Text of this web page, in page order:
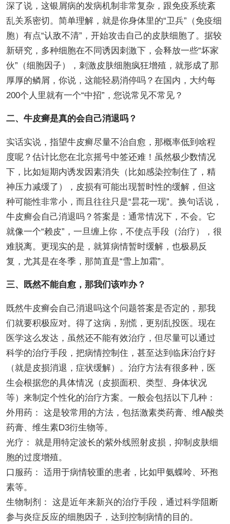
深了说，这银屑病的发病机制非常复杂，跟免疫系统紊
乱关系密切。简单理解，就是你身体里的“卫兵”（免疫细
胞）有点“认敌不清”，开始攻击自己的皮肤细胞了。据较
新研究，多种细胞在不同诱因刺激下，会释放一些“坏家
伙”（细胞因子），刺激皮肤细胞疯狂增殖，就形成了那
厚厚的鳞屑，你说，这能轻易消停吗？在国内，大约每
200个人里就有一个“中招”，您说常见不常见？
二、牛皮癣是真的会自己消退吗？
实话实说，指望牛皮癣尽量不治自愈，那概率低到啥程
度呢？估计比您在北京摇号中签还难！虽然极少数情况
下，比如短期内诱发因素消失（比如感染控制住了，精
神压力减缓了），皮损有可能出现暂时性的缓解，但这
种可能性非常小，而且往往只是“昙花一现”。换句话说，
牛皮癣会自己消退吗？答案是：通常情况下，不会。它
就像一个“赖皮”，一旦缠上你，不使点手段（治疗），很
难脱离。更现实的是，就算病情暂时缓解，也极易反
复，尤其是在冬季，那简直是“雪上加霜”。
三、既然不能自愈，那我们该咋办？
既然牛皮癣会自己消退吗这个问题答案是否定的，那我
们就要积极应对。得了这病，别慌，更别乱投医。现在
医学这么发达，虽然还不能有效治疗，但尽量可以通过
科学的治疗手段，把病情控制住，甚至达到临床治疗好
（就是皮损消退，症状缓解）。治疗方法有很多种，医
生会根据您的具体情况（皮损面积、类型、身体状况
等）来制定个性化的治疗方案。一般会包括以下几种：
外用药： 这是较常用的方法，包括激素类药膏、维A酸类
药膏、维生素D3衍生物等。
光疗： 就是用特定波长的紫外线照射皮损，抑制皮肤细
胞的过度增殖。
口服药： 适用于病情较重的患者，比如甲氨蝶呤、环孢
素等。
生物制剂： 这是近年来新兴的治疗手段，通过科学阻断
参与炎症反应的细胞因子，达到控制病情的目的。